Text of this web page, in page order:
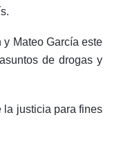
y Mateo García este
de drogas y
la justicia para fines